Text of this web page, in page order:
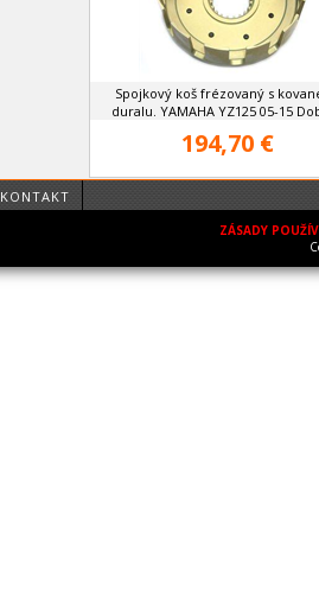
Spojkový koš frézovaný s
duralu. YAMAHA YZ125 05-15
194,70 €
KONTAKT
ZÁSADY